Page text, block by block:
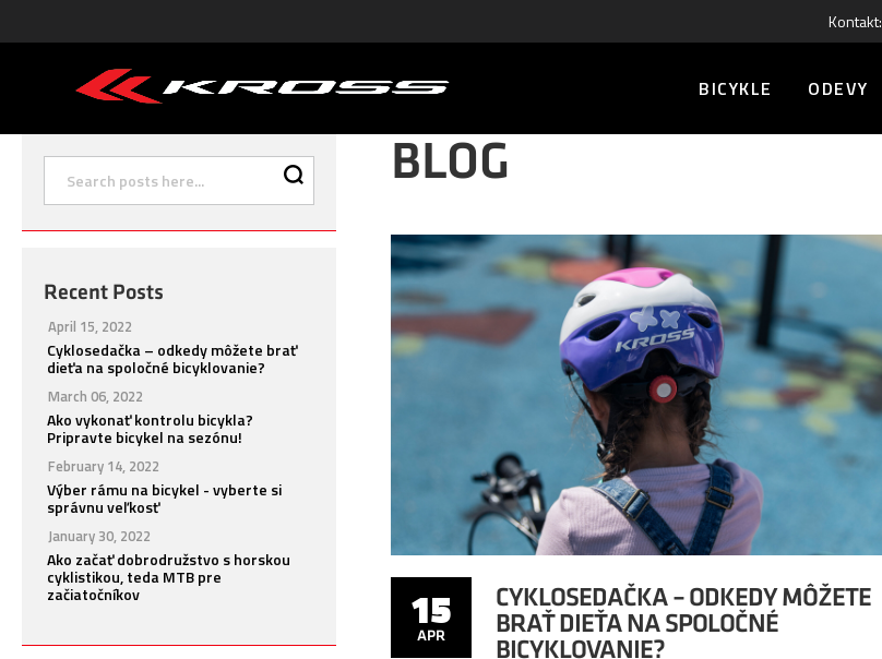
Kontakt:
BICYKLE ODEVY
BLOG
15
APR
APR
CYKLOSEDAČKA – ODKEDY MÔŽETE
BRAŤ DIEŤA NA SPOLOČNÉ
BICYKLOVANIE?
Recent Posts
April 15, 2022
Cyklosedačka – odkedy môžete brať
dieťa na spoločné bicyklovanie?
March 06, 2022
Ako vykonať kontrolu bicykla?
Pripravte bicykel na sezónu!
February 14, 2022
Výber rámu na bicykel - vyberte si
správnu veľkosť
January 30, 2022
Ako začať dobrodružstvo s horskou
cyklistikou, teda MTB pre
začiatočníkov